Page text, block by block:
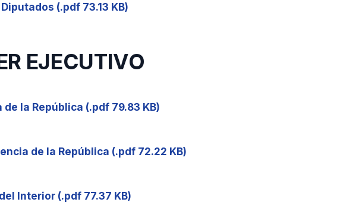
(.pdf 73.13 KB)
EJECUTIVO
de la República (.pdf 79.83 KB)
de la República (.pdf 72.22 KB)
Interior (.pdf 77.37 KB)